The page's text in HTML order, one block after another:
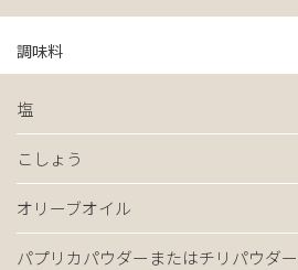
調味料
塩
こしょう
オリーブオイル
パプリカパウダーまたはチリパウダー